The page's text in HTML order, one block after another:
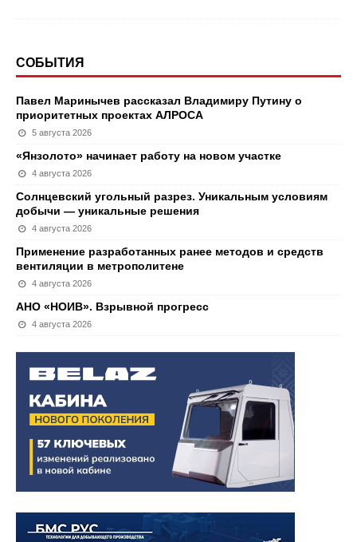
СОБЫТИЯ
Павел Маринычев рассказал Владимиру Путину о
приоритетных проектах АЛРОСА
5 августа 2026
«Янзолото» начинает работу на новом участке
4 августа 2026
Солнцевский угольный разрез. Уникальным условиям
добычи — уникальные решения
4 августа 2026
Применение разработанных ранее методов и средств
вентиляции в метрополитене
4 августа 2026
АНО «НОИВ». Взрывной прогресс
4 августа 2026